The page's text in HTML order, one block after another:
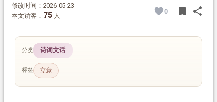
修改时间：2026-05-23
本文访客： 75 人
0 bookmark share
分类 诗词文话
标签 立意